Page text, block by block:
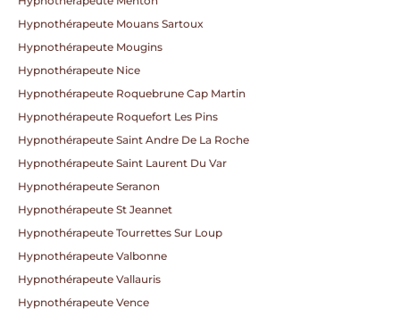
Hypnothérapeute Mouans Sartoux
Hypnothérapeute Mougins
Hypnothérapeute Nice
Hypnothérapeute Roquebrune Cap Martin
Hypnothérapeute Roquefort Les Pins
Hypnothérapeute Saint Andre De La Roche
Hypnothérapeute Saint Laurent Du Var
Hypnothérapeute Seranon
Hypnothérapeute St Jeannet
Hypnothérapeute Tourrettes Sur Loup
Hypnothérapeute Valbonne
Hypnothérapeute Vallauris
Hypnothérapeute Vence